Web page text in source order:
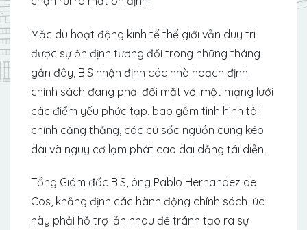
Mặc dù hoạt động kinh tế thế giới vẫn duy trì
được sự ổn định tương đối trong những tháng
gần đây, BIS nhận định các nhà hoạch định
chính sách đang phải đối mặt với một mạng lưới
các điểm yếu phức tạp, bao gồm tình hình tài
chính căng thẳng, các cú sốc nguồn cung kéo
dài và nguy cơ lạm phát cao dai dẳng tái diễn.
Tổng Giám đốc BIS, ông Pablo Hernandez de
Cos, khẳng định các hành động chính sách lúc
này phải hỗ trợ lẫn nhau để tránh tạo ra sự